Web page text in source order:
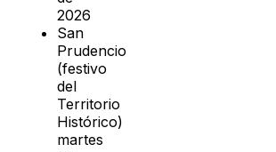
2026
San
Prudencio
(festivo
del
Territorio
Histórico)
martes